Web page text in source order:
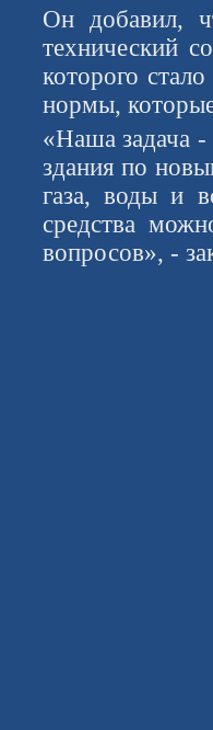
Он добавил,
технический
которого
нормы,
«Наша задача -
здания по
газа, воды и
средства
вопросов», -